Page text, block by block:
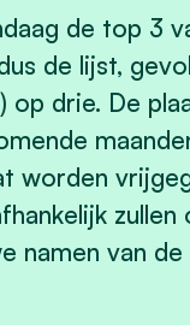
de top 3
de lijst,
op drie. De
worden
namen van